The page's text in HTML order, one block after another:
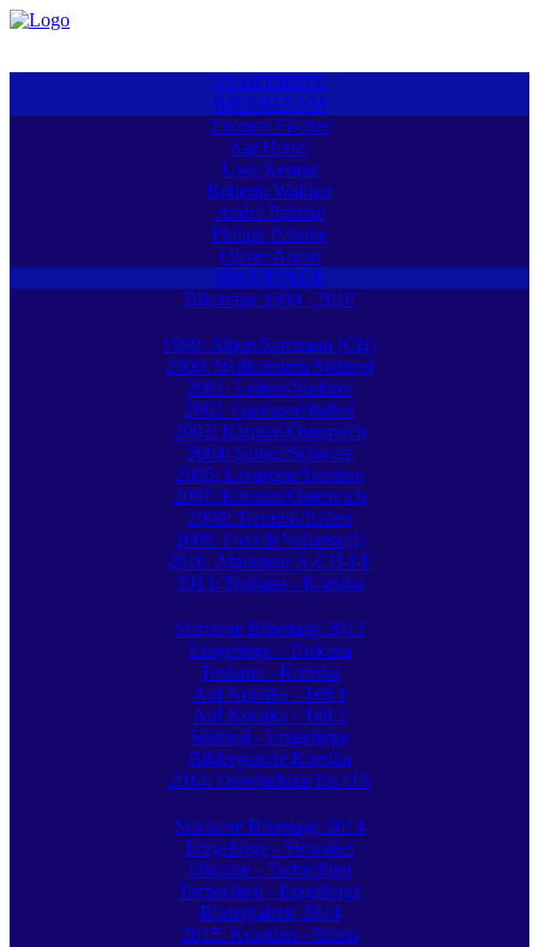
STARTSEITE
BIKERTEAM
Thomas Fischer
Kai Hertel
Uwe Kempe
Roberto Walther
André Pahnke
Philipp Pahnke
Oliver Anton
BIKERTAGE
Bikertage 1999 - 2010
1999: Alpen/Samnaun (CH)
2000: Wolkenstein/Südtirol
2001: Leifers/Südtirol
2002: Gardasee/Italien
2003: Kärnten/Österreich
2004: Salouf/Schweiz
2005: Lavarone/Trentino
2007: Kärnten/Österreich
2008: Trentino/Italien
2009: Foxi di Vallarsa (I)
2010: Alpentour A-CH-I-F
2013: Toskana - Korsika
Startseite Bikertage 2013
Erzgebirge - Toskana
Toskana - Korsika
Auf Korsika - Teil 1
Auf Korsika - Teil 2
Südtirol - Erzgebirge
Bildergalerie Korsika
2014: Ostwindtour bis UA
Startseite Bikertage 2014
Erzgebirge - Slowakei
Ukraine - Tschechien
Tschechien - Erzgebirge
Bildergalerie 2014
2015: Kroatien - Italien